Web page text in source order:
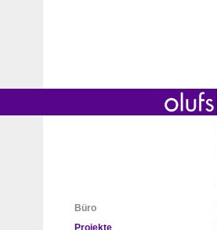
Büro
Projekte